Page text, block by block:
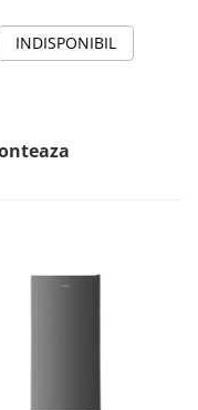
alb
INDISPONIBIL